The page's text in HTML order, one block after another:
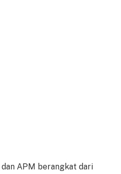
dan APM berangkat dari